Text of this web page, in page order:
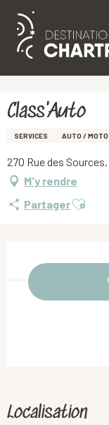
Aller
principal
Class'Auto
SERVICES AUTO /
270 Rue des
M'y rendre
Partager
Localisation